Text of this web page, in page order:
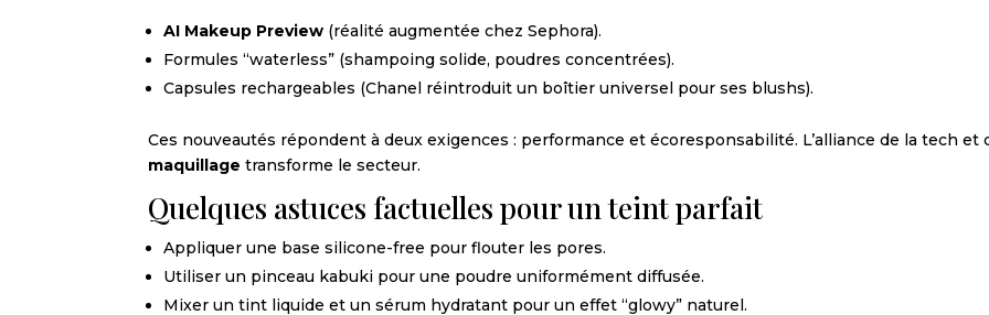
AI Makeup Preview (réalité augmentée chez Sephora).
Formules “waterless” (shampoing solide, poudres concentrées).
Capsules rechargeables (Chanel réintroduit un boîtier universel pour ses blushs).
Ces nouveautés répondent à deux exigences : performance et écoresponsabilité. L’alliance de la tech et
maquillage transforme le secteur.
Quelques astuces factuelles pour un teint parfait
Appliquer une base silicone-free pour flouter les pores.
Utiliser un pinceau kabuki pour une poudre uniformément diffusée.
Mixer un tint liquide et un sérum hydratant pour un effet “glowy” naturel.